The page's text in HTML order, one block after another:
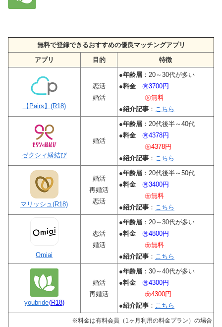
無料で登録できるおすすめの優良マッチングアプリ
アプリ
目的 特徴
【Pairs】(R18)
恋活
婚活
●年齢層 ：20～30代が多い
●料金
㊚3700円
㊛無料
●紹介記事 ： こちら
ゼクシィ縁結び
婚活
●年齢層 ：20代後半～40代
●料金
㊚4378円
㊛4378円
●紹介記事 ： こちら
マリッシュ(R18)
婚活
再婚活
恋活
●年齢層 ：20代後半～50代
●料金
㊚3400円
㊛無料
●紹介記事 ： こちら
Omiai
恋活
婚活
●年齢層 ：20～30代が多い
●料金
㊚4800円
㊛無料
●紹介記事 ： こちら
youbride(R18)
婚活
再婚活
●年齢層 ：30～40代が多い
●料金
㊚4300円
㊛4300円
●紹介記事 ： こちら
※料金は有料会員（1ヶ月利用の料金プラン）の場合